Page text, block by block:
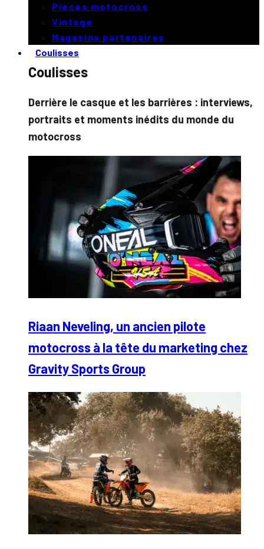
Pièces motocross
Vintage
Magasins partenaires
Coulisses
Coulisses
Derrière le casque et les barrières : interviews,
portraits et moments inédits du monde du
motocross
Riaan Neveling, un ancien pilote
motocross à la tête du marketing chez
Gravity Sports Group